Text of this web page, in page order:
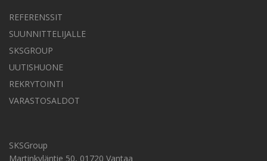
REFERENSSIT
SUUNNITTELIJALLE
SKSGROUP
UUTISHUONE
REKRYTOINTI
VARASTOSALDOT
SKSGroup
Martinkyläntie 50, 01720 Vantaa